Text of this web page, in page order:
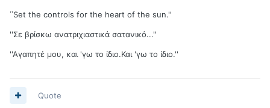
΄΄Set the controls for the heart of the sun.''
''Σε βρίσκω ανατριχιαστικά σατανικό...''
''Αγαπητέ μου, και 'γω το ίδιο.Και 'γω το ίδιο.''
Quote